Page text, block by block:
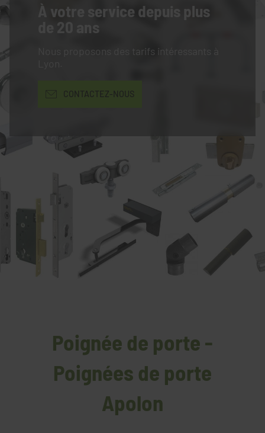
À votre service depuis plus
de 20 ans
Nous proposons des tarifs intéressants à
CONTACTEZ-NOUS
Poignée de porte -
Poignées de porte
Apolon